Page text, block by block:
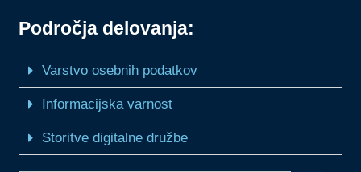
Področja delovanja:
Varstvo osebnih podatkov
Informacijska varnost
Storitve digitalne družbe